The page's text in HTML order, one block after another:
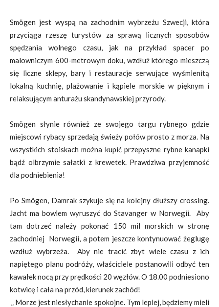
Smögen jest wyspą na zachodnim wybrzeżu Szwecji, która
przyciąga rzeszę turystów za sprawą licznych sposobów
spędzania wolnego czasu, jak na przykład spacer po
malowniczym 600-metrowym doku, wzdłuż którego mieszczą
się liczne sklepy, bary i restauracje serwujące wyśmienitą
lokalną kuchnię, plażowanie i kąpiele morskie w pięknym i
relaksującym anturażu skandynawskiej przyrody.
Smögen słynie również ze swojego targu rybnego gdzie
miejscowi rybacy sprzedają świeży połów prosto z morza. Na
wszystkich stoiskach można kupić przepyszne rybne kanapki
bądź olbrzymie sałatki z krewetek. Prawdziwa przyjemność
dla podniebienia!
Po Smögen, Damrak szykuje się na kolejny dłuższy crossing.
Jacht ma bowiem wyruszyć do Stavanger w Norwegii. Aby
tam dotrzeć należy pokonać 150 mil morskich w stronę
zachodniej Norwegii, a potem jeszcze kontynuować żeglugę
wzdłuż wybrzeża. Aby nie tracić zbyt wiele czasu z ich
napiętego planu podróży, właściciele postanowili odbyć ten
kawałek nocą przy prędkości 20 węzłów. O 18.00 podniesiono
kotwicę i cała na przód, kierunek zachód!
„ Morze jest niesłychanie spokojne. Tym lepiej, będziemy mieli